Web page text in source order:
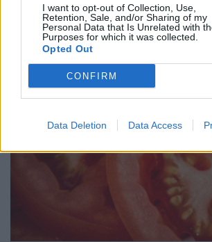
I want to opt-out of Collection, Use,
Retention, Sale, and/or Sharing of my
Personal Data that Is Unrelated with
Purposes for which it was collected.
Opted Out
CONFIRM
Data Deletion Data Access
ΕΥ ΖΗΝ 04/08/2026 - 06:29